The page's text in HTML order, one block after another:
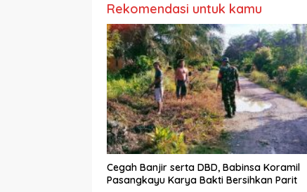
Rekomendasi untuk kamu
Cegah Banjir serta DBD, Babinsa Koramil
Pasangkayu Karya Bakti Bersihkan Parit